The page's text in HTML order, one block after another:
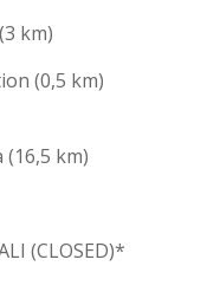
km)
(0,5 km)
(16,5 km)
(CLOSED)*